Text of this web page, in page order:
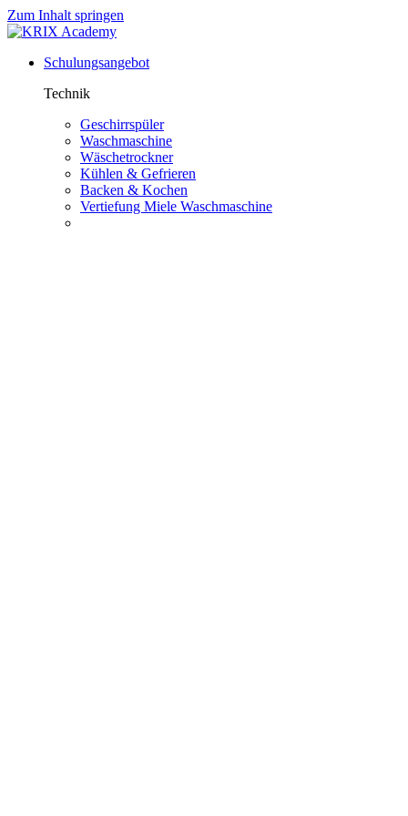
Zum Inhalt springen
Schulungsangebot
Technik
Geschirrspüler
Waschmaschine
Wäschetrockner
Kühlen & Gefrieren
Backen & Kochen
Vertiefung Miele Waschmaschine